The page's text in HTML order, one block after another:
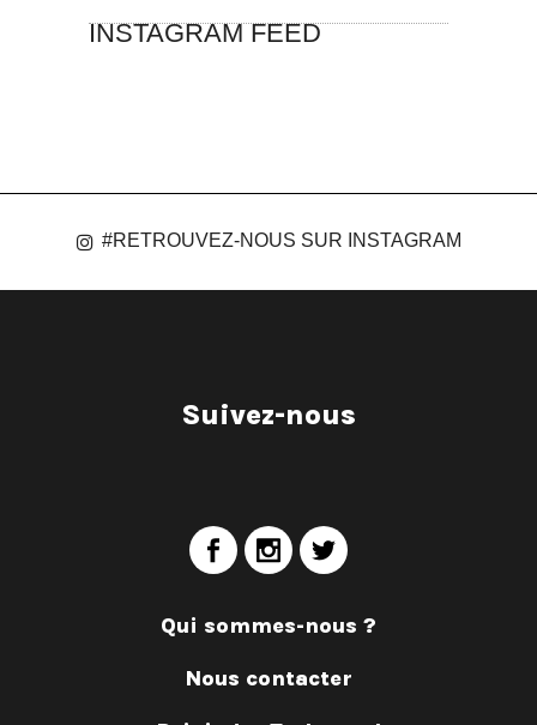
INSTAGRAM FEED
#RETROUVEZ-NOUS SUR INSTAGRAM
Suivez-nous
Qui sommes-nous ?
Nous contacter